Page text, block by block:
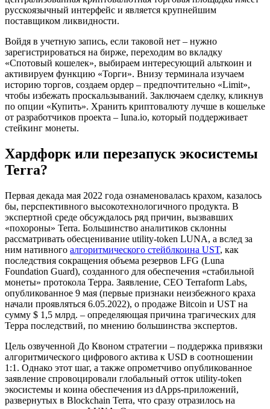
русскоязычный интерфейс и является крупнейшим
поставщиком ликвидности.
Войдя в учетную запись, если таковой нет – нужно
зарегистрироваться на бирже, переходим во вкладку
«Спотовый кошелек», выбираем интересующий альткоин и
активируем функцию «Торги». Внизу терминала изучаем
историю торгов, создаем ордер – предпочтительно «Limit»,
чтобы избежать проскальзываний. Заключаем сделку, кликнув
по опции «Купить». Хранить криптовалюту лучше в кошельке
от разработчиков проекта – Iuna.io, который поддерживает
стейкинг монеты.
Хардфорк или перезапуск экосистемы
Terra?
Первая декада мая 2022 года ознаменовалась крахом, казалось
бы, перспективного высокотехнологичного продукта. В
экспертной среде обсуждалось ряд причин, вызвавших
«похороны» Terra. Большинство аналитиков склонны
рассматривать обесценивание utility-token LUNA, а вслед за
ним нативного алгоритмического стейблкоина UST, как
последствия сокращения объема резервов LFG (Luna
Foundation Guard), созданного для обеспечения «стабильной
монеты» протокола Терра. Заявление, CEO Terraform Labs,
опубликованное 9 мая (первые признаки неизбежного краха
начали проявляться 6.05.2022), о продаже Bitcoin и UST на
сумму $ 1,5 млрд. – определяющая причина трагических для
Терра последствий, по мнению большинства экспертов.
Цель озвученной До Квоном стратегии – поддержка привязки
алгоритмического цифрового актива к USD в соотношении
1:1. Однако этот шаг, а также опрометчиво опубликованное
заявление спровоцировали глобальный отток utility-token
экосистемы и коина обеспечения из dApps-приложений,
развернутых в Blockchain Terra, что сразу отразилось на